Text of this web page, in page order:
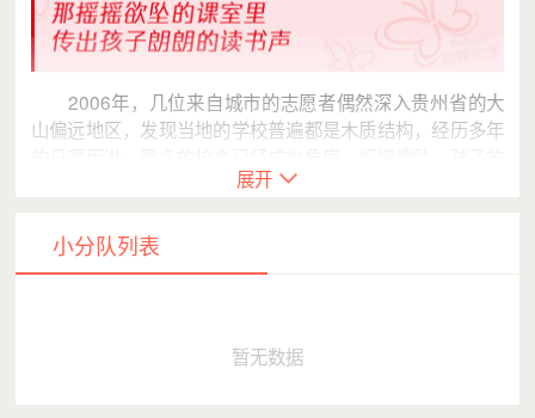
2006年，几位来自城市的志愿者偶然深入贵州省的大
山偏远地区，发现当地的学校普遍都是木质结构，经历多年
学习及生活条件尤为艰难。尽管如此，志愿者却总能看到一
声。
展开
小分队列表
暂无数据